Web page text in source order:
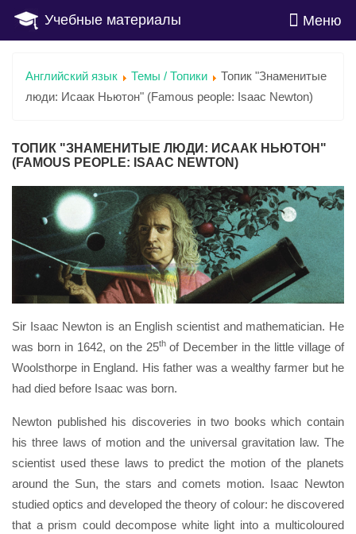
Учебные материалы Меню
Английский язык Темы / Топики
Топик "Знаменитые
люди: Исаак Ньютон" (Famous people: Isaac Newton)
ТОПИК "ЗНАМЕНИТЫЕ ЛЮДИ: ИСААК НЬЮТОН"
(FAMOUS PEOPLE: ISAAC NEWTON)
Sir Isaac Newton is an English scientist and mathematician. He
was born in 1642, on the 25thof December in the little village of
Woolsthorpe in England. His father was a wealthy farmer but he
had died before Isaac was born.
Newton published his discoveries in two books which contain
his three laws of motion and the universal gravitation law. The
scientist used these laws to predict the motion of the planets
around the Sun, the stars and comets motion. Isaac Newton
studied optics and developed the theory of colour: he discovered
that a prism could decompose white light into a multicoloured